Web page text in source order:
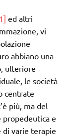
ed altri
vi
abbiano una
ulteriore
le società
centrate
più, ma del
propedeutica e
di varie terapie